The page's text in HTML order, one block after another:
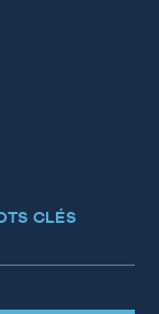
CLÉS